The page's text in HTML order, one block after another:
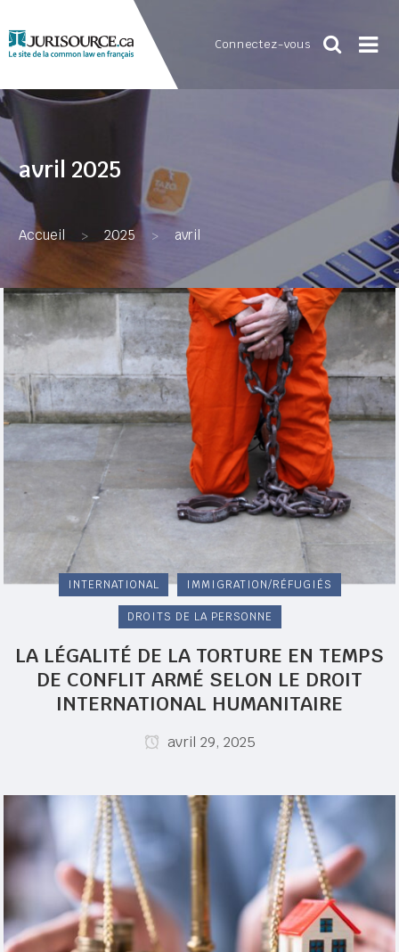
Connectez-vous
avril 2025
Accueil > 2025 > avril
INTERNATIONAL IMMIGRATION/RÉFUGIÉS
DROITS DE LA PERSONNE
LA LÉGALITÉ DE LA TORTURE EN TEMPS
DE CONFLIT ARMÉ SELON LE DROIT
INTERNATIONAL HUMANITAIRE
avril 29, 2025